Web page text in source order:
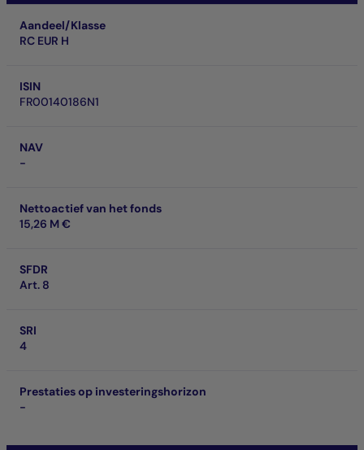
Aandeel/Klasse
RC EUR H
ISIN
FR00140186N1
NAV
-
Nettoactief van het fonds
15,26 M €
SFDR
Art. 8
SRI
4
Prestaties op investeringshorizon
-